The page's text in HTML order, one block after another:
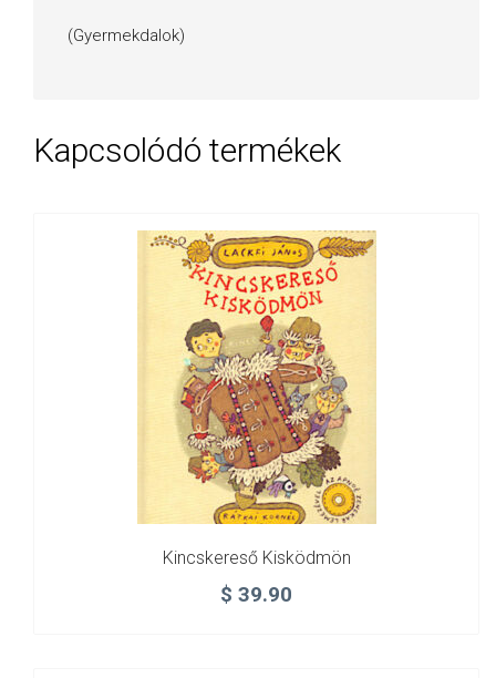
(Gyermekdalok)
Kapcsolódó termékek
Kincskereső Kisködmön
$ 39.90